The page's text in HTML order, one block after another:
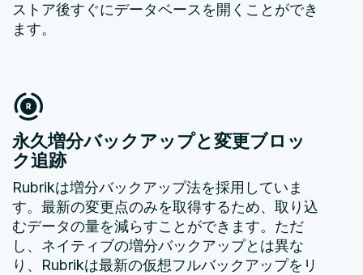
ストア後すぐにデータベースを開くことができ
ます。
永久増分バックアップと変更ブロッ
ク追跡
Rubrikは増分バックアップ法を採用していま
す。最新の変更点のみを取得するため、取り込
むデータの量を減らすことができます。ただ
し、ネイティブの増分バックアップとは異な
り、Rubrikは最新の仮想フルバックアップをリ